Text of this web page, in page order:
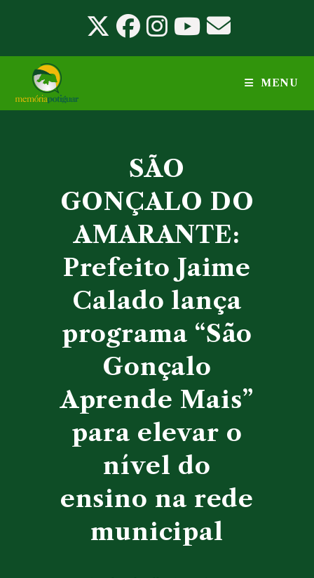
conteúdo
MENU
SÃO
GONÇALO DO
AMARANTE:
Prefeito Jaime
Calado lança
programa “São
Gonçalo
Aprende Mais”
para elevar o
nível do
ensino na rede
municipal